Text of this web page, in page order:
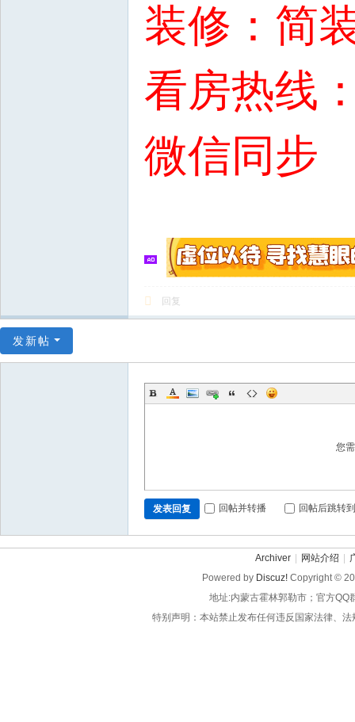
装修：简
看房热线
微信同步
回复
发新帖
您
发表回复 回帖并转播 回帖后跳转
Archiver 网站介绍
Powered by Discuz! Copyright ©
地址:内蒙古霍林郭勒市；官方QQ
特别声明：本站禁止发布任何违反国家法律、